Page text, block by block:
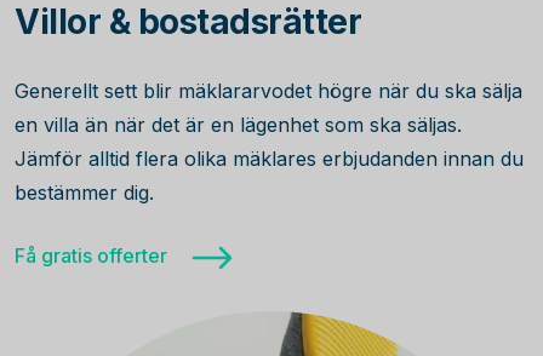
Villor & bostadsrätter
Generellt sett blir mäklararvodet högre när du ska sälja
en villa än när det är en lägenhet som ska säljas.
Jämför alltid flera olika mäklares erbjudanden innan du
bestämmer dig.
Få gratis offerter